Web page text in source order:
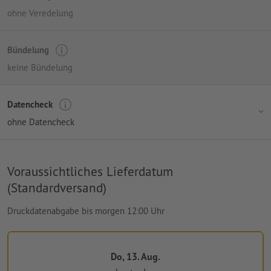
ohne Veredelung
Bündelung
keine Bündelung
Datencheck
ohne Datencheck
Voraussichtliches Lieferdatum
(Standardversand)
Druckdatenabgabe bis morgen 12:00 Uhr
Do, 13. Aug.